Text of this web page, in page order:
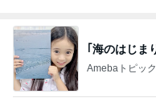
｢海のはじま
Amebaトピッ